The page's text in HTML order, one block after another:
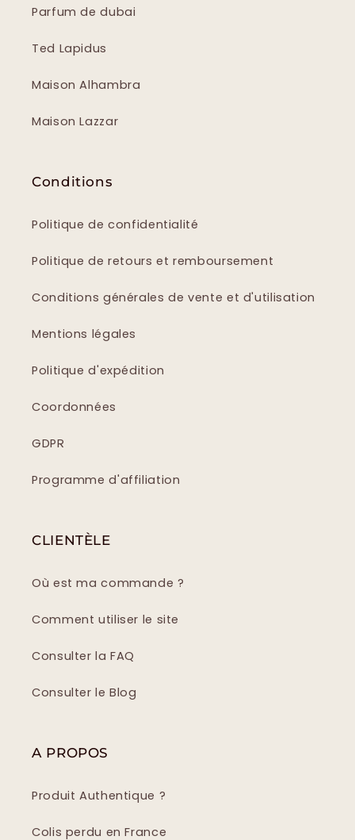
Parfum de dubai
Ted Lapidus
Maison Alhambra
Maison Lazzar
Conditions
Politique de confidentialité
Politique de retours et remboursement
Conditions générales de vente et d'utilisation
Mentions légales
Politique d'expédition
Coordonnées
GDPR
Programme d'affiliation
CLIENTÈLE
Où est ma commande ?
Comment utiliser le site
Consulter la FAQ
Consulter le Blog
A PROPOS
Produit Authentique ?
Colis perdu en France